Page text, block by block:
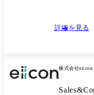
詳細を見る
株式会社eiicon